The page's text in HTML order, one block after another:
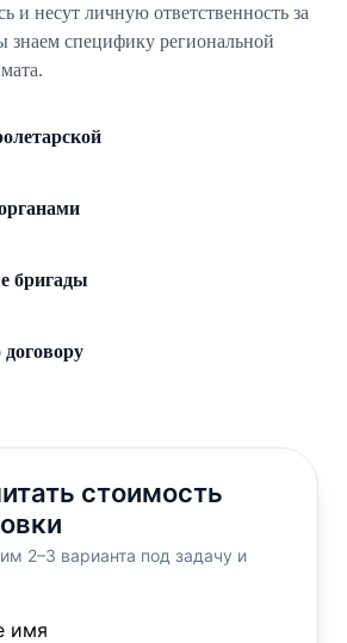
и несут личную ответственность за
специфику региональной
бригады
стоимость
2–3 варианта под задачу и
имя